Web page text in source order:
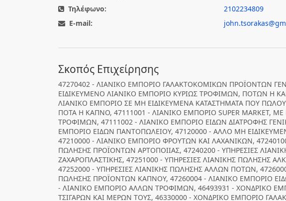
Τηλέφωνο:
2102234809
E-mail:
Σκοπός Επιχείρησης
47270402 - ΛΙΑΝΙΚΟ ΕΜΠΟΡΙΟ ΓΑΛΑΚΤΟΚΟΜΙΚΩΝ ΠΡΟΪΟΝΤΩΝ
ΕΙΔΙΚΕΥΜΕΝΟ ΛΙΑΝΙΚΟ ΕΜΠΟΡΙΟ ΚΥΡΙΩΣ ΤΡΟΦΙΜΩΝ, ΠΟΤΩΝ Η
ΛΙΑΝΙΚΟ ΕΜΠΟΡΙΟ ΣΕ ΜΗ ΕΙΔΙΚΕΥΜΕΝΑ ΚΑΤΑΣΤΗΜΑΤΑ ΠΟΥ
ΠΟΤΑ Η ΚΑΠΝΟ, 47111001 - ΛΙΑΝΙΚΟ ΕΜΠΟΡΙΟ SUPER MARKET,
ΤΡΟΦΙΜΩΝ, 47111002 - ΛΙΑΝΙΚΟ ΕΜΠΟΡΙΟ ΕΙΔΩΝ ΔΙΑΤΡΟΦΗΣ
ΕΜΠΟΡΙΟ ΕΙΔΩΝ ΠΑΝΤΟΠΩΛΕΙΟΥ, 47120000 - ΑΛΛΟ ΜΗ
47210000 - ΛΙΑΝΙΚΟ ΕΜΠΟΡΙΟ ΦΡΟΥΤΩΝ ΚΑΙ ΛΑΧΑΝΙΚΩΝ,
ΠΩΛΗΣΗΣ ΠΡΟΪΟΝΤΩΝ ΑΡΤΟΠΟΙΙΑΣ, 47240200 - ΥΠΗΡΕΣΙΕΣ
ΖΑΧΑΡΟΠΛΑΣΤΙΚΗΣ, 47251000 - ΥΠΗΡΕΣΙΕΣ ΛΙΑΝΙΚΗΣ ΠΩΛΗΣΗΣ
47252000 - ΥΠΗΡΕΣΙΕΣ ΛΙΑΝΙΚΗΣ ΠΩΛΗΣΗΣ ΑΛΛΩΝ ΠΟΤΩΝ,
ΠΩΛΗΣΗΣ ΠΡΟΪΟΝΤΩΝ ΚΑΠΝΟΥ, 47260004 - ΛΙΑΝΙΚΟ ΕΜΠΟΡΙΟ
- ΛΙΑΝΙΚΟ ΕΜΠΟΡΙΟ ΑΛΛΩΝ ΤΡΟΦΙΜΩΝ, 46493931 - ΧΟΝΔΡΙΚΟ
ΤΣΙΓΑΡΩΝ ΚΑΙ ΜΕΡΩΝ ΤΟΥΣ, 46330000 - ΧΟΝΔΡΙΚΟ ΕΜΠΟΡΙΟ